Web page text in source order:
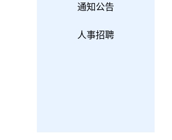
通知公告
人事招聘